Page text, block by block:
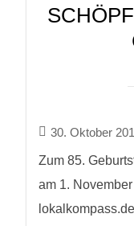
30. Oktober
Zum 85.
am 1.